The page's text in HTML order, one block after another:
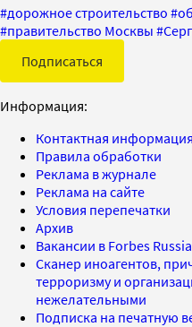
#дорожное строительство #
#правительство Москвы #
Подписаться
Информация:
Контактная информация
Правила обработки
Реклама в журнале
Реклама на сайте
Условия перепечатки
Архив
Вакансии в Forbes Russia
Сканер иноагентов,
терроризму и
нежелательными
Подписка на печатную